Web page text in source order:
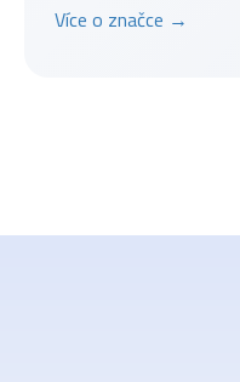
Více o značce →